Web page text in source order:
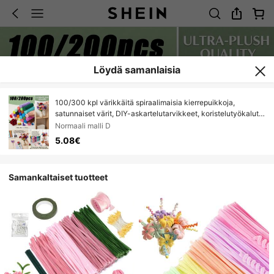
Löydä samanlaisia
100/300 kpl värikkäitä spiraalimaisia kierrepuikkoja,
satunnaiset värit, DIY-askartelutarvikkeet, koristelutyökalut,
sopivat luoviin käsintehtyihin kimppuihin ja lahjoihin,
joustavat taidetarvikkeet, macaron-kierretikut, DIY-
käsitöömateriaalit
Normaali malli D
5.08€
Samankaltaiset tuotteet